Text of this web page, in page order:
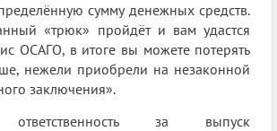
сумму денежных средств.
«трюк» пройдёт и вам удастся
ОСАГО, в итоге вы можете потерять
нежели приобрели на незаконной
заключения».
ответственность за выпуск